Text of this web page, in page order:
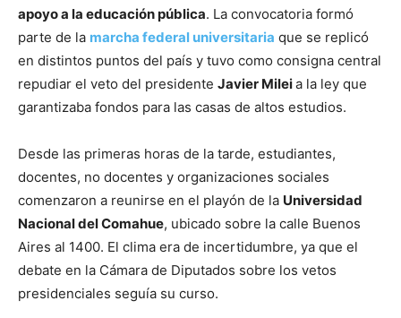
apoyo a la educación pública. La convocatoria formó
parte de la marcha federal universitaria que se replicó
en distintos puntos del país y tuvo como consigna central
repudiar el veto del presidente Javier Mileia la ley que
garantizaba fondos para las casas de altos estudios.
Desde las primeras horas de la tarde, estudiantes,
docentes, no docentes y organizaciones sociales
comenzaron a reunirse en el playón de la Universidad
Nacional del Comahue, ubicado sobre la calle Buenos
Aires al 1400. El clima era de incertidumbre, ya que el
debate en la Cámara de Diputados sobre los vetos
presidenciales seguía su curso.